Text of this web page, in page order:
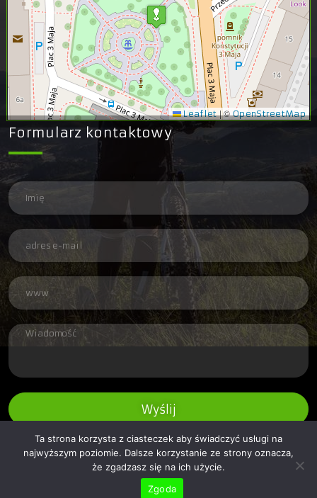
Leaflet |©OpenStreetMap
Formularz kontaktowy
Wyślij
Copyright © 2026 Rowerowo.pl - ekipa rowerowa z
Ta strona korzysta z ciasteczek aby świadczyć usługi na
najwyższym poziomie. Dalsze korzystanie ze strony oznacza,
że zgadzasz się na ich użycie.
Zgoda